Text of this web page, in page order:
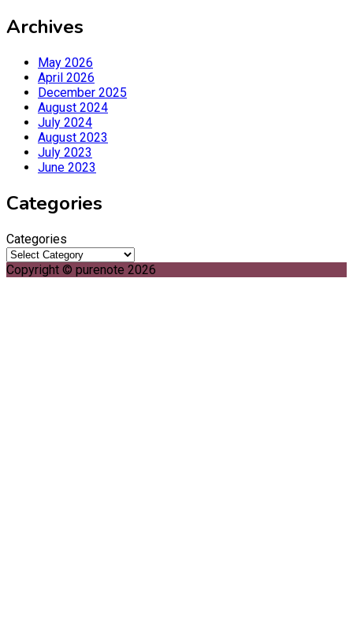
Archives
May 2026
April 2026
December 2025
August 2024
July 2024
August 2023
July 2023
June 2023
Categories
Categories
Copyright © purenote 2026